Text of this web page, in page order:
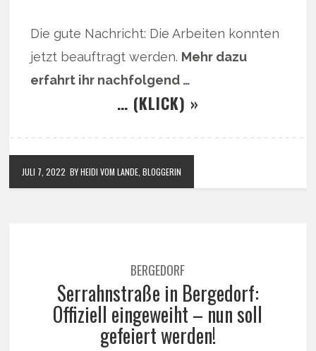
Die gute Nachricht: Die Arbeiten konnten
jetzt beauftragt werden. Mehr dazu
erfahrt ihr nachfolgend …
… (KLICK) »
JULI 7, 2022 BY HEIDI VOM LANDE, BLOGGERIN
BERGEDORF
Serrahnstraße in Bergedorf:
Offiziell eingeweiht – nun soll
gefeiert werden!